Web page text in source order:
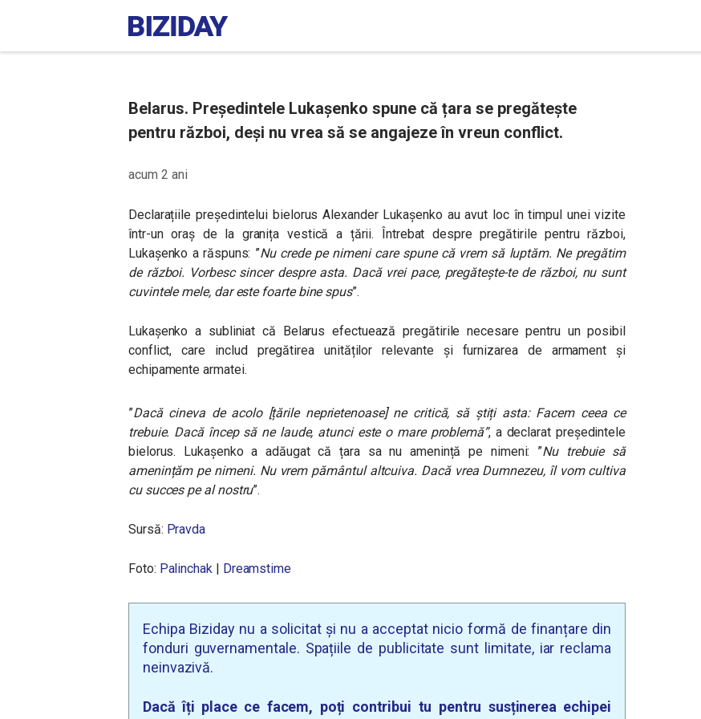
Belarus. Președintele Lukașenko spune că țara se pregătește
pentru război, deși nu vrea să se angajeze în vreun conflict.
acum 2 ani
Declarațiile președintelui bielorus Alexander Lukașenko au avut loc în timpul unei vizite
într-un oraș de la granița vestică a țării. Întrebat despre pregătirile pentru război,
Lukașenko a răspuns: ”Nu crede pe nimeni care spune că vrem să luptăm. Ne pregătim
de război. Vorbesc sincer despre asta. Dacă vrei pace, pregătește-te de război, nu sunt
cuvintele mele, dar este foarte bine spus”.
Lukașenko a subliniat că Belarus efectuează pregătirile necesare pentru un posibil
conflict, care includ pregătirea unităților relevante și furnizarea de armament și
echipamente armatei.
”Dacă cineva de acolo [țările neprietenoase] ne critică, să știți asta: Facem ceea ce
trebuie. Dacă încep să ne laude, atunci este o mare problemă”, a declarat președintele
bielorus. Lukașenko a adăugat că țara sa nu amenință pe nimeni: ”Nu trebuie să
amenințăm pe nimeni. Nu vrem pământul altcuiva. Dacă vrea Dumnezeu, îl vom cultiva
cu succes pe al nostru”.
Sursă: Pravda
Foto: Palinchak| Dreamstime
Echipa Biziday nu a solicitat și nu a acceptat nicio formă de finanțare din
fonduri guvernamentale. Spațiile de publicitate sunt limitate, iar reclama
neinvazivă.
Dacă îți place ce facem, poți contribui tu pentru susținerea echipei